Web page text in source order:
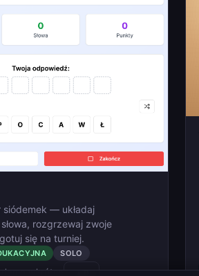
— układaj
rozgrzewaj zwoje
się na turniej.
SOLO
demo wkrótce ▲0